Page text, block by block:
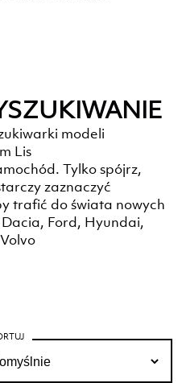
modeli
Lis
Tylko spójrz,
zaznaczyć
trafić do świata nowych
Ford, Hyundai,